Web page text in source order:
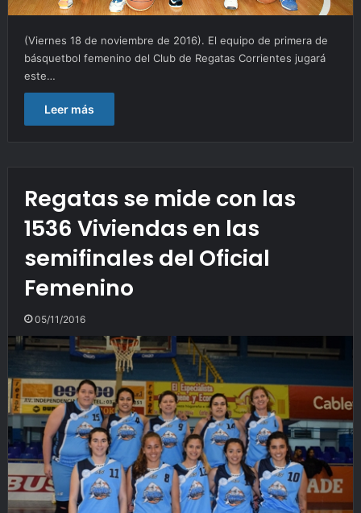
(Viernes 18 de noviembre de 2016). El equipo de primera de
básquetbol femenino del Club de Regatas Corrientes jugará
este…
Leer más
Regatas se mide con las
1536 Viviendas en las
semifinales del Oficial
Femenino
05/11/2016